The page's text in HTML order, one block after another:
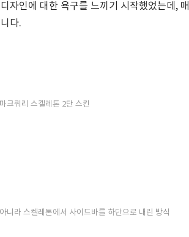
자인에 대한 욕구를 느끼기 시작했었는데,
다.
마크쿼리 스켈레톤 2단 스킨
니라 스켈레톤에서 사이드바를 하단으로 내린 방식